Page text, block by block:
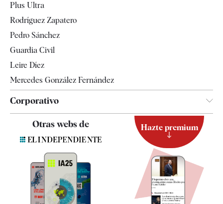
Televisión
Plus Ultra
Rodríguez Zapatero
Pedro Sánchez
Guardia Civil
Leire Díez
Mercedes González Fernández
Corporativo
Contacto
Quiénes somos
Especificaciones
Otras webs de Hazte premium